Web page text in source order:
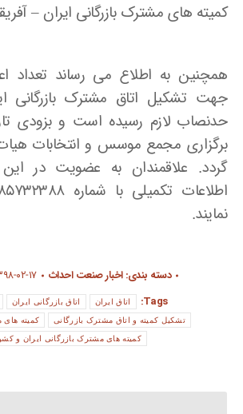
کمیته های مشترک بازرگانی ایران –
همچنین به اطلاع می رساند تعداد
جهت تشکیل اتاق مشترک بازرگانی
حدنصاب لازم رسیده است و بزودی
برگزاری مجمع موسس و انتخابات
گردد. علاقمندان به عضویت در
نمایند.
دسته بندی:اخبار صنعت احداث ۱۳۹۸-۰۲-
Tags:
اتاق ایران اتاق بازرگانی ایران
تشکیل کمیته و اتاق مشترک بازرگانی کمیته های
کمیته های مشترک بازرگانی ایران و